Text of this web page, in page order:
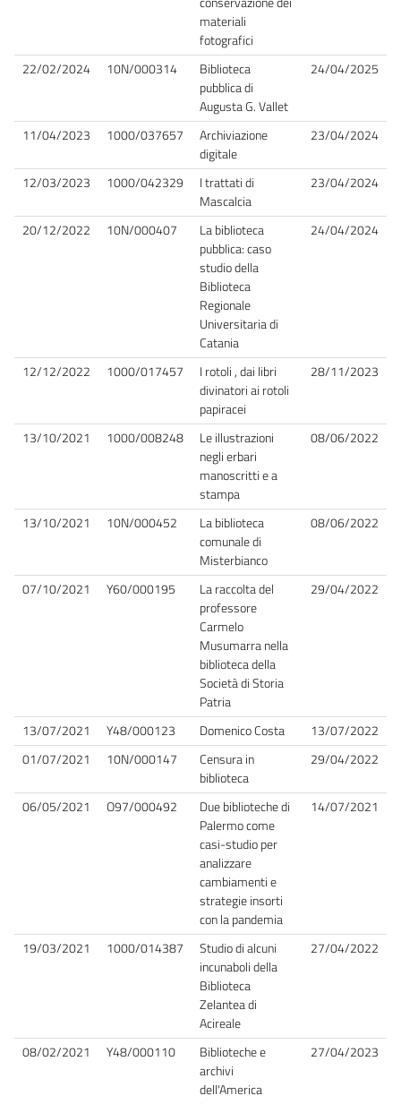
materiali
fotografici
22/02/2024 10N/000314
Biblioteca
pubblica di
Augusta G. Vallet
24/04/2025
11/04/2023 1000/037657
Archiviazione
digitale
23/04/2024
12/03/2023 1000/042329
I trattati di
Mascalcia
23/04/2024
20/12/2022 10N/000407
La biblioteca
pubblica: caso
studio della
Biblioteca
Regionale
Universitaria di
Catania
24/04/2024
12/12/2022 1000/017457
I rotoli , dai libri
divinatori ai rotoli
papiracei
28/11/2023
13/10/2021 1000/008248
Le illustrazioni
negli erbari
manoscritti e a
stampa
08/06/2022
13/10/2021 10N/000452
La biblioteca
comunale di
Misterbianco
08/06/2022
07/10/2021 Y60/000195
La raccolta del
professore
Carmelo
Musumarra nella
biblioteca della
Società di Storia
Patria
29/04/2022
13/07/2021 Y48/000123 Domenico Costa
13/07/2022
01/07/2021
10N/000147
Censura in
biblioteca
29/04/2022
06/05/2021 O97/000492
Due biblioteche di
Palermo come
casi-studio per
analizzare
cambiamenti e
strategie insorti
con la pandemia
14/07/2021
19/03/2021 1000/014387
Studio di alcuni
incunaboli della
Biblioteca
Zelantea di
Acireale
27/04/2022
08/02/2021 Y48/000110
Biblioteche e
archivi
dell'America
27/04/2023